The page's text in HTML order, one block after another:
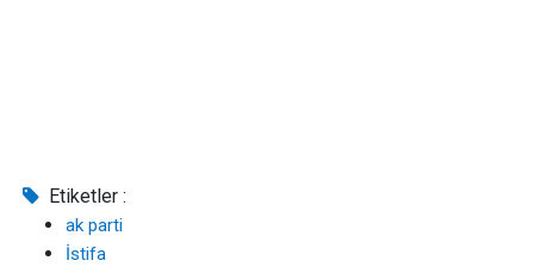
Etiketler :
ak parti
İstifa